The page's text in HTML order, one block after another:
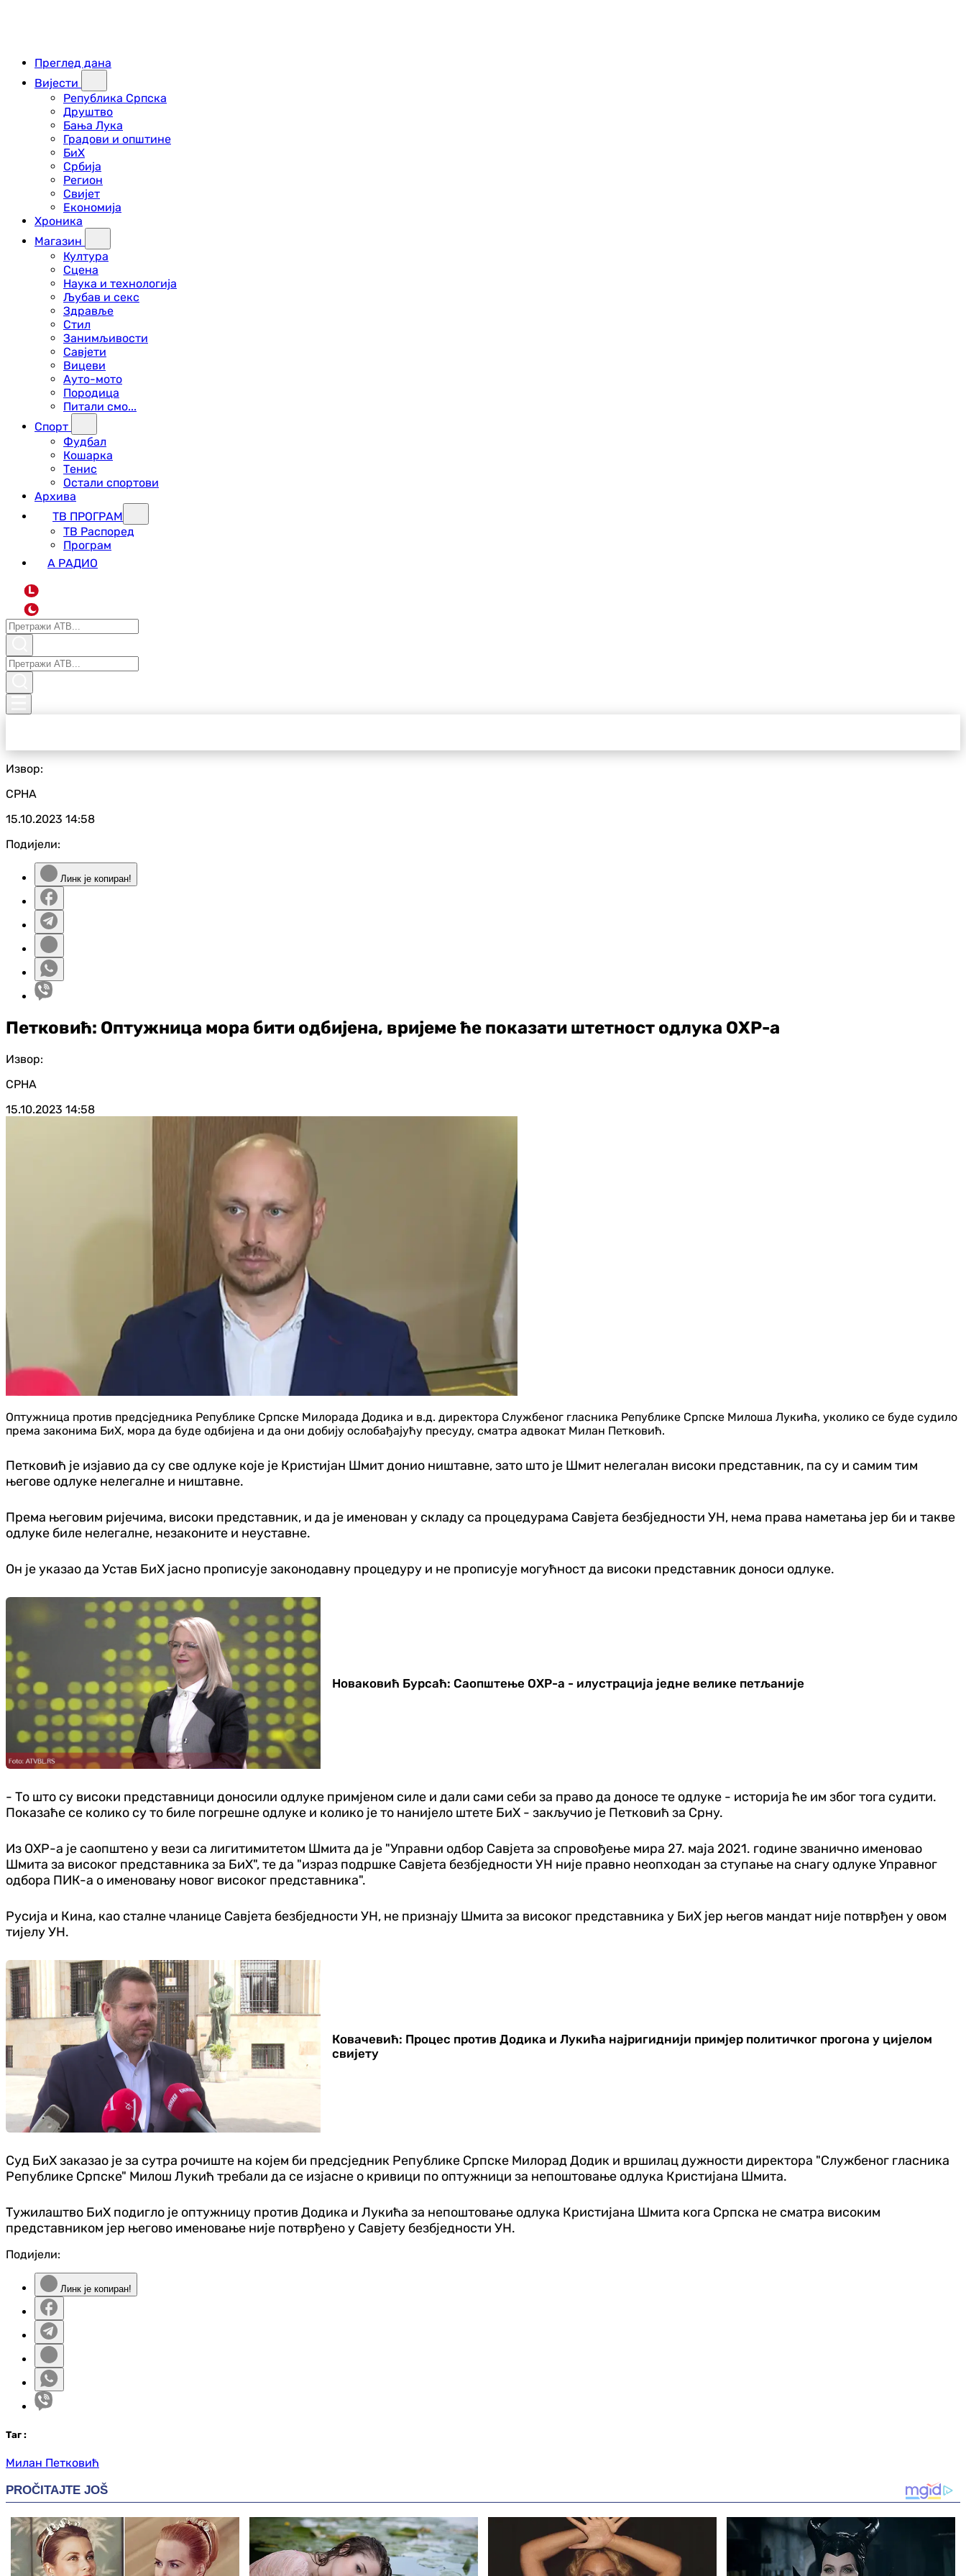
Преглед дана
Вијести
Република Српска
Друштво
Бања Лука
Градови и општине
БиХ
Србија
Регион
Свијет
Економија
Хроника
Магазин
Култура
Сцена
Наука и технологија
Љубав и секс
Здравље
Стил
Занимљивости
Савјети
Вицеви
Ауто-мото
Породица
Питали смо...
Спорт
Фудбал
Кошарка
Тенис
Остали спортови
Архива
ТВ ПРОГРАМ
ТВ Распоред
Програм
А РАДИО
L
Извор:
СРНА
15.10.2023 14:58
Подијели:
Линк је копиран!
Петковић: Оптужница мора бити одбијена, вријеме ће показати штетност одлука ОХР-а
Извор:
СРНА
15.10.2023 14:58
Оптужница против предсједника Републике Српске Милорада Додика и в.д. директора Службеног гласника Републике Српске Милоша Лукића, уколико се буде судило
према законима БиХ, мора да буде одбијена и да они добију ослобађајућу пресуду, сматра адвокат Милан Петковић.
Петковић је изјавио да су све одлуке које је Кристијан Шмит донио ништавне, зато што је Шмит нелегалан високи представник, па су и самим тим
његове одлуке нелегалне и ништавне.
Према његовим ријечима, високи представник, и да је именован у складу са процедурама Савјета безбједности УН, нема права наметања јер би и такве
одлуке биле нелегалне, незаконите и неуставне.
Он је указао да Устав БиХ јасно прописује законодавну процедуру и не прописује могућност да високи представник доноси одлуке.
Новаковић Бурсаћ: Саопштење ОХР-а - илустрација једне велике петљаније
- То што су високи представници доносили одлуке примјеном силе и дали сами себи за право да доносе те одлуке - историја ће им због тога судити.
Показаће се колико су то биле погрешне одлуке и колико је то нанијело штете БиХ - закључио је Петковић за Срну.
Из ОХР-а је саопштено у вези са лигитимитетом Шмита да је "Управни одбор Савјета за спровођење мира 27. маја 2021. године званично именовао
Шмита за високог представника за БиХ", те да "израз подршке Савјета безбједности УН није правно неопходан за ступање на снагу одлуке Управног
одбора ПИК-а о именовању новог високог представника".
Русија и Кина, као сталне чланице Савјета безбједности УН, не признају Шмита за високог представника у БиХ јер његов мандат није потврђен у овом
тијелу УН.
Ковачевић: Процес против Додика и Лукића најригиднији примјер политичког прогона у цијелом
свијету
Суд БиХ заказао је за сутра рочиште на којем би предсједник Републике Српске Милорад Додик и вршилац дужности директора "Службеног гласника
Републике Српске" Милош Лукић требали да се изјасне о кривици по оптужници за непоштовање одлука Кристијана Шмита.
Тужилаштво БиХ подигло је оптужницу против Додика и Лукића за непоштовање одлука Кристијана Шмита кога Српска не сматра високим
представником јер његово именовање није потврђено у Савјету безбједности УН.
Подијели:
Линк је копиран!
Таг :
Милан Петковић